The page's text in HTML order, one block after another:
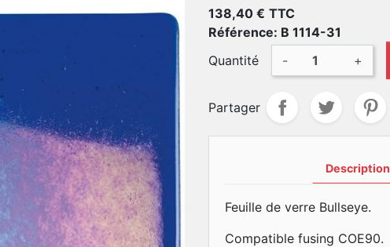
138,40 € TTC
Référence: B 1114-31
Quantité
- +
Partager
Description
Feuille de verre Bullseye.
Compatible fusing COE90.